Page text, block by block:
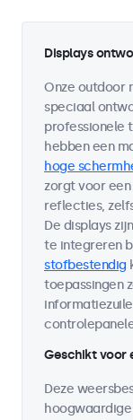
Displays
Onze outdoor
speciaal
professionele
hebben een
hoge
zorgt voor
reflecties,
De displays
te integreren
stofbestendig
toepassingen
Geschikt voor
Deze
hoogwaardige